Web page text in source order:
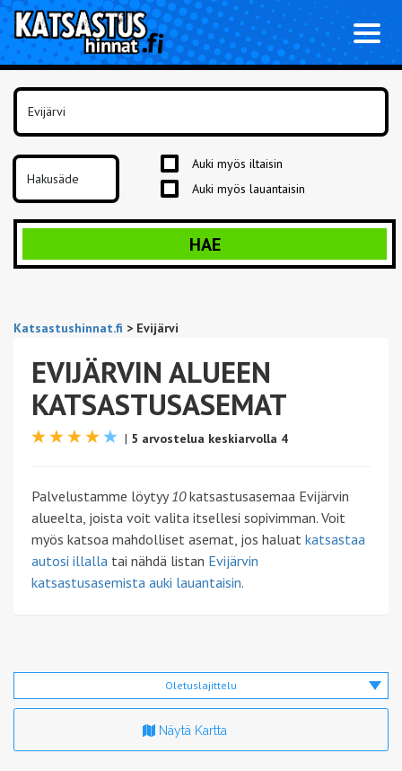
Auki myös iltaisin
Auki myös lauantaisin
HAE
Katsastushinnat.fi > Evijärvi
EVIJÄRVIN ALUEEN
KATSASTUSASEMAT
| 5 arvostelua keskiarvolla 4
Palvelustamme löytyy10katsastusasemaa Evijärvin
alueelta, joista voit valita itsellesi sopivimman. Voit
myös katsoa mahdolliset asemat, jos haluat katsastaa
autosi illalla tai nähdä listan Evijärvin
katsastusasemista auki lauantaisin.
Oletuslajittelu
Näytä Kartta